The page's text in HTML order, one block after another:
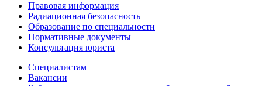
Правовая информация
Радиационная безопасность
Образование по специальности
Нормативные документы
Консультация юриста
Специалистам
Вакансии